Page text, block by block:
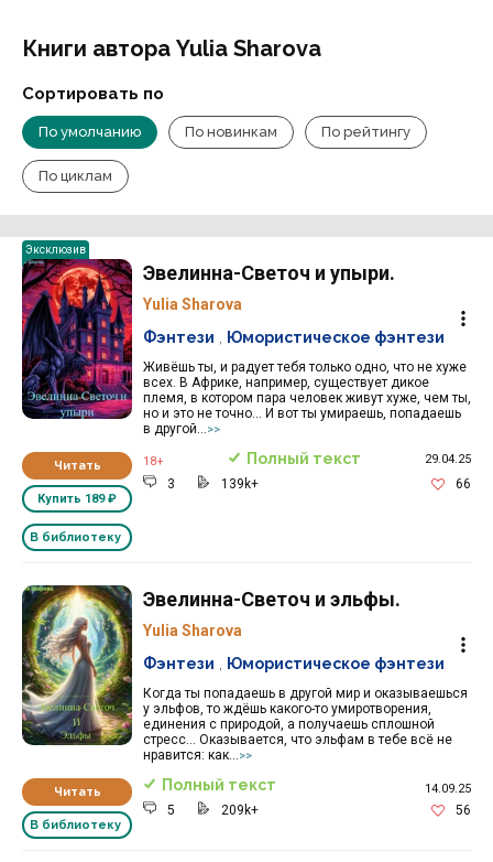
Книги автора Yulia Sharova
Сортировать по
По умолчанию По новинкам По рейтингу
По циклам
Эксклюзив
Читать
Купить 189 ₽
В библиотеку
Эвелинна-Светоч и упыри.
Yulia Sharova
Живёшь ты, и радует тебя только одно, что не хуже
всех. В Африке, например, существует дикое
племя, в котором пара человек живут хуже, чем ты,
но и это не точно... И вот ты умираешь, попадаешь
в другой...>>
Фэнтези Юмористическое фэнтези
18+ Полный текст 29.04.25
3 139k+ 66
Читать
В библиотеку
Эвелинна-Светоч и эльфы.
Yulia Sharova
Когда ты попадаешь в другой мир и оказываешься
у эльфов, то ждёшь какого-то умиротворения,
единения с природой, а получаешь сплошной
стресс... Оказывается, что эльфам в тебе всё не
нравится: как...>>
Фэнтези Юмористическое фэнтези
Полный текст 14.09.25
5 209k+ 56